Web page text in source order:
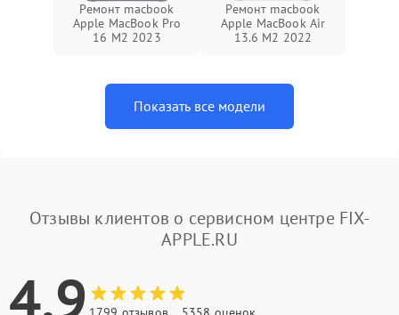
Ремонт macbook
Apple MacBook Pro
16 M2 2023
Ремонт macbook
Apple MacBook Air
13.6 M2 2022
Показать все модели
Отзывы клиентов о сервисном центре FIX-
APPLE.RU
4.9